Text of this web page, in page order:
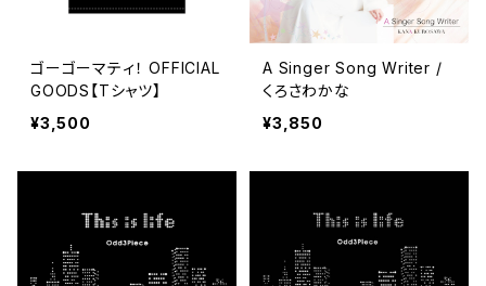
ゴーゴーマティ！ OFFICIAL
GOODS【Tシャツ】
¥3,500
A Singer Song Writer /
くろさわかな
¥3,850